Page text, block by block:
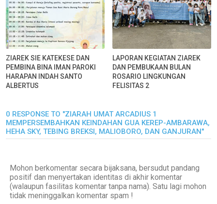
ZIAREK SIE KATEKESE DAN
PEMBINA BINA IMAN PAROKI
HARAPAN INDAH SANTO
ALBERTUS
LAPORAN KEGIATAN ZIAREK
DAN PEMBUKAAN BULAN
ROSARIO LINGKUNGAN
FELISITAS 2
0 RESPONSE TO "ZIARAH UMAT ARCADIUS 1
MEMPERSEMBAHKAN KEINDAHAN GUA KEREP-AMBARAWA,
HEHA SKY, TEBING BREKSI, MALIOBORO, DAN GANJURAN"
Mohon berkomentar secara bijaksana, bersudut pandang
positif dan menyertakan identitas di akhir komentar
(walaupun fasilitas komentar tanpa nama). Satu lagi mohon
tidak meninggalkan komentar spam !